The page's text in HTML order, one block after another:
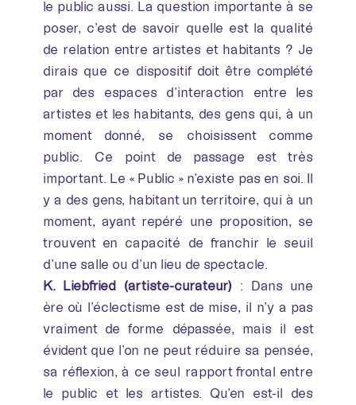
le public aussi. La question importante à se
poser, c’est de savoir quelle est la qualité
de relation entre artistes et habitants ? Je
dirais que ce dispositif doit être complété
par des espaces d’interaction entre les
artistes et les habitants, des gens qui, à un
moment donné, se choisissent comme
public. Ce point de passage est très
important. Le « Public » n’existe pas en soi. Il
y a des gens, habitant un territoire, qui à un
moment, ayant repéré une proposition, se
trouvent en capacité de franchir le seuil
d’une salle ou d’un lieu de spectacle.
K. Liebfried (artiste-curateur) : Dans une
ère où l’éclectisme est de mise, il n’y a pas
vraiment de forme dépassée, mais il est
évident que l’on ne peut réduire sa pensée,
sa réflexion, à ce seul rapport frontal entre
le public et les artistes. Qu’en est-il des